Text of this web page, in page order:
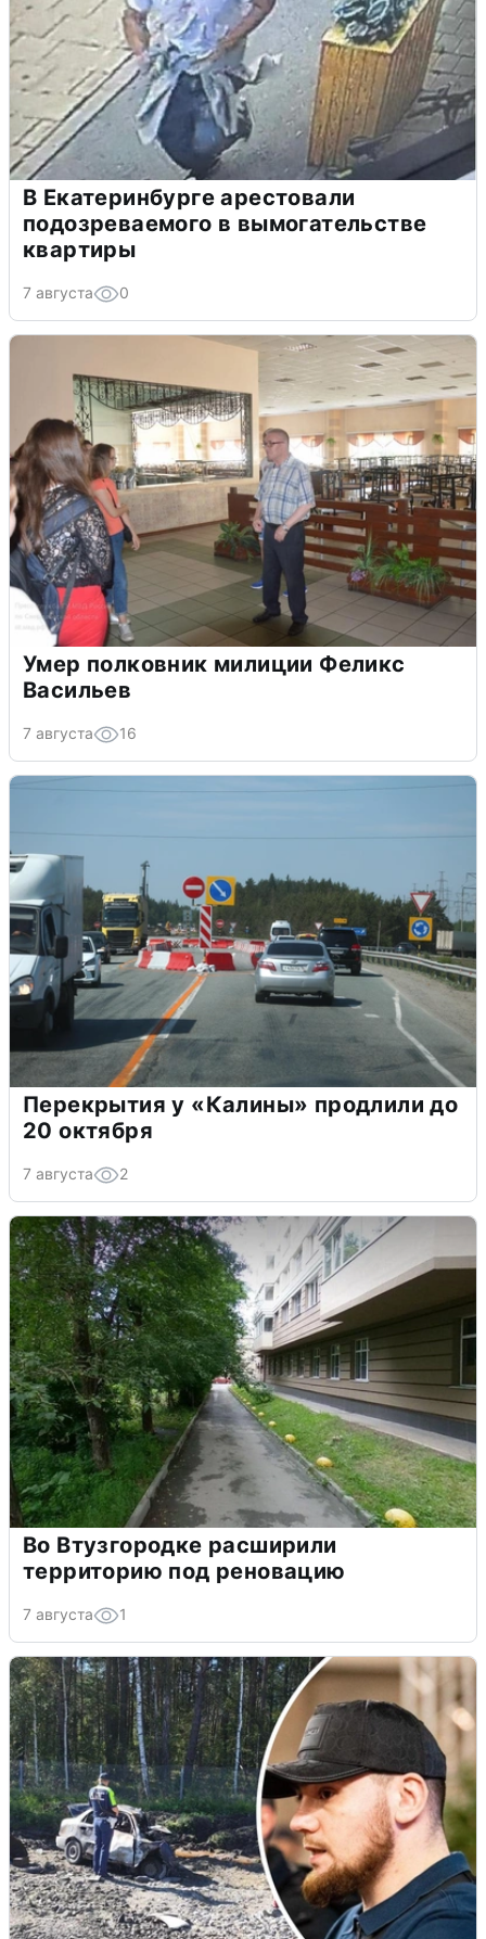
В Екатеринбурге арестовали
подозреваемого в вымогательстве
квартиры
7 августа 0
Умер полковник милиции Феликс
Васильев
7 августа 16
Перекрытия у «Калины» продлили до
20 октября
7 августа 2
Во Втузгородке расширили
территорию под реновацию
7 августа 1